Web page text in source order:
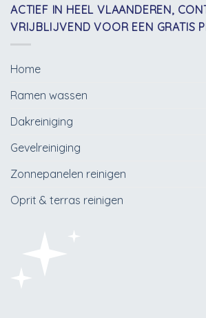
ACTIEF IN HEEL VLAANDEREN,
VRIJBLIJVEND VOOR EEN GRATIS
Home
Ramen wassen
Dakreiniging
Gevelreiniging
Zonnepanelen reinigen
Oprit & terras reinigen